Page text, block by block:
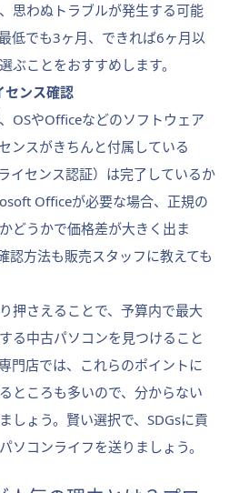
思わぬトラブルが発生する可能
低でも3ヶ月、できれば6ヶ月以
ぶことをおすすめします。
センス確認
OSやOfficeなどのソフトウェア
ンスがきちんと付属している
イセンス認証）は完了しているか
Officeが必要な場合、正規の
どうかで価格差が大きく出ま
認方法も販売スタッフに教えても
押さえることで、予算内で最大
る中古パソコンを見つけること
門店では、これらのポイントに
ところも多いので、分からない
しょう。賢い選択で、SDGsに貢
ソコンライフを送りましょう。